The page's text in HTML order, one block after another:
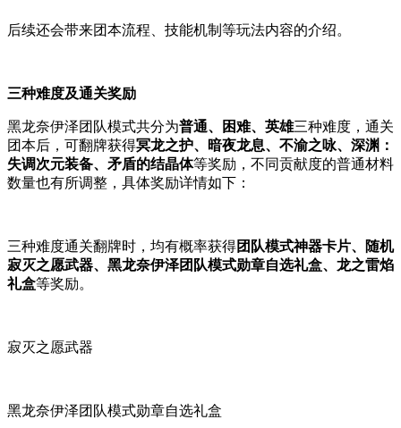
后续还会带来团本流程、技能机制等玩法内容的介绍。
三种难度及通关奖励
黑龙奈伊泽团队模式共分为普通、困难、英雄三种难度，通关
团本后，可翻牌获得冥龙之护、暗夜龙息、不渝之咏、深渊：
失调次元装备、矛盾的结晶体等奖励，不同贡献度的普通材料
数量也有所调整，具体奖励详情如下：
三种难度通关翻牌时，均有概率获得团队模式神器卡片、随机
寂灭之愿武器、黑龙奈伊泽团队模式勋章自选礼盒、龙之雷焰
礼盒等奖励。
寂灭之愿武器
黑龙奈伊泽团队模式勋章自选礼盒